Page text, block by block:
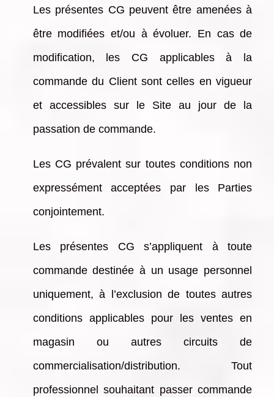
Les présentes CG peuvent être amenées à
être modifiées et/ou à évoluer. En cas de
modification, les CG applicables à la
commande du Client sont celles en vigueur
et accessibles sur le Site au jour de la
passation de commande.
Les CG prévalent sur toutes conditions non
expressément acceptées par les Parties
conjointement.
Les présentes CG s’appliquent à toute
commande destinée à un usage personnel
uniquement, à l’exclusion de toutes autres
conditions applicables pour les ventes en
magasin ou autres circuits de
commercialisation/distribution. Tout
professionnel souhaitant passer commande